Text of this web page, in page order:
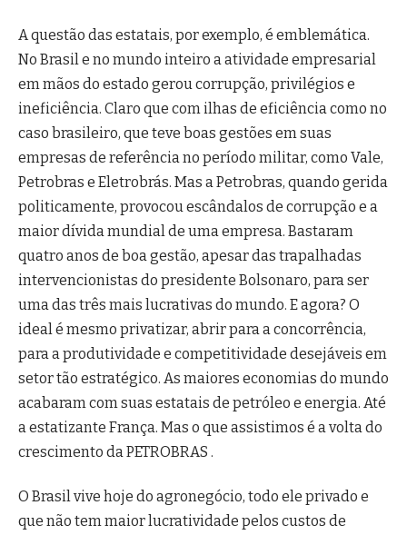
A questão das estatais, por exemplo, é emblemática.
No Brasil e no mundo inteiro a atividade empresarial
em mãos do estado gerou corrupção, privilégios e
ineficiência. Claro que com ilhas de eficiência como no
caso brasileiro, que teve boas gestões em suas
empresas de referência no período militar, como Vale,
Petrobras e Eletrobrás. Mas a Petrobras, quando gerida
politicamente, provocou escândalos de corrupção e a
maior dívida mundial de uma empresa. Bastaram
quatro anos de boa gestão, apesar das trapalhadas
intervencionistas do presidente Bolsonaro, para ser
uma das três mais lucrativas do mundo. E agora? O
ideal é mesmo privatizar, abrir para a concorrência,
para a produtividade e competitividade desejáveis em
setor tão estratégico. As maiores economias do mundo
acabaram com suas estatais de petróleo e energia. Até
a estatizante França. Mas o que assistimos é a volta do
crescimento da PETROBRAS .
O Brasil vive hoje do agronegócio, todo ele privado e
que não tem maior lucratividade pelos custos de